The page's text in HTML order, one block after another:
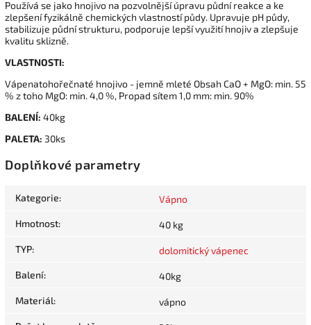
Používá se jako hnojivo na pozvolnější úpravu půdní reakce a ke
zlepšení fyzikálně chemických vlastností půdy. Upravuje pH půdy,
stabilizuje půdní strukturu, podporuje lepší využití hnojiv a zlepšuje
kvalitu sklizně.
VLASTNOSTI:
Vápenatohořečnaté hnojivo - jemně mleté Obsah CaO + MgO: min. 55
% z toho MgO: min. 4,0 %, Propad sítem 1,0 mm: min. 90%
BALENÍ: 40kg
PALETA: 30ks
Doplňkové parametry
Kategorie: Vápno
Hmotnost: 40 kg
TYP: dolomitický vápenec
Balení: 40kg
Materiál: vápno